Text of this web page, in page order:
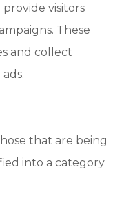
visitors
These
and collect
that are being
into a category